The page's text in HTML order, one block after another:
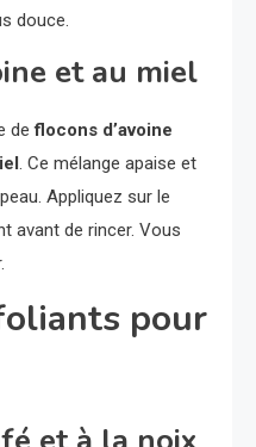
douce.
et au miel
deflocons d’avoine
. Ce mélange apaise et
Appliquez sur le
avant de rincer. Vous
pour